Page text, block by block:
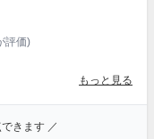
評価)
もっと見る
きます ／